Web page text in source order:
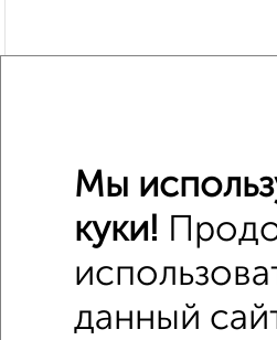
Дома недалеко от 1-й
Мы
куки!
данный